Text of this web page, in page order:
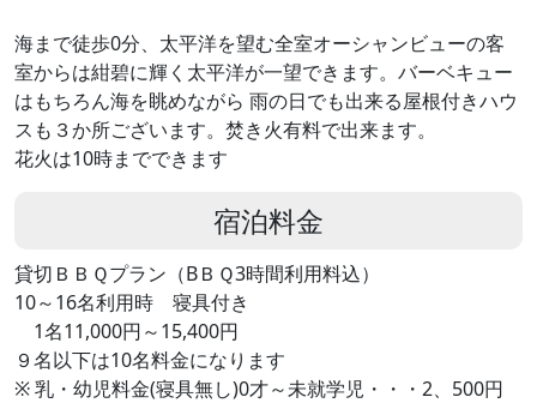
海まで徒歩0分、太平洋を望む全室オーシャンビューの客
室からは紺碧に輝く太平洋が一望できます。バーベキュー
はもちろん海を眺めながら 雨の日でも出来る屋根付きハウ
スも３か所ございます。焚き火有料で出来ます。
花火は10時までできます
宿泊料金
貸切ＢＢＱプラン（BＢＱ3時間利用料込）
10～16名利用時 寝具付き
1名11,000円～15,400円
９名以下は10名料金になります
※ 乳・幼児料金(寝具無し)0才～未就学児・・・2、500円